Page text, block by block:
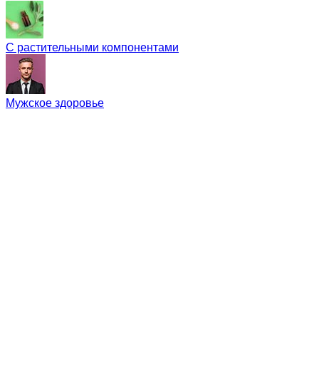
С растительными компонентами
Мужское здоровье